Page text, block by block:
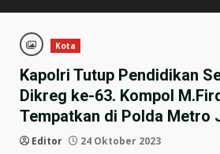
Kota
Kapolri Tutup Pendidikan
Dikreg ke-63. Kompol
Tempatkan di Polda Metro
Editor 24 Oktober 2023